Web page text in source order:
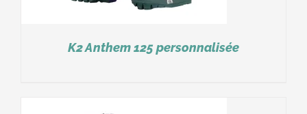
K2 Anthem 125 personnalisée